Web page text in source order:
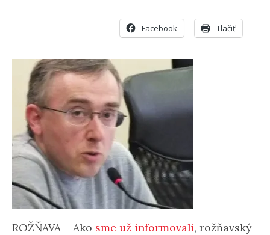
Facebook Tlačiť
ROŽŇAVA – Ako sme už informovali, rožňavský